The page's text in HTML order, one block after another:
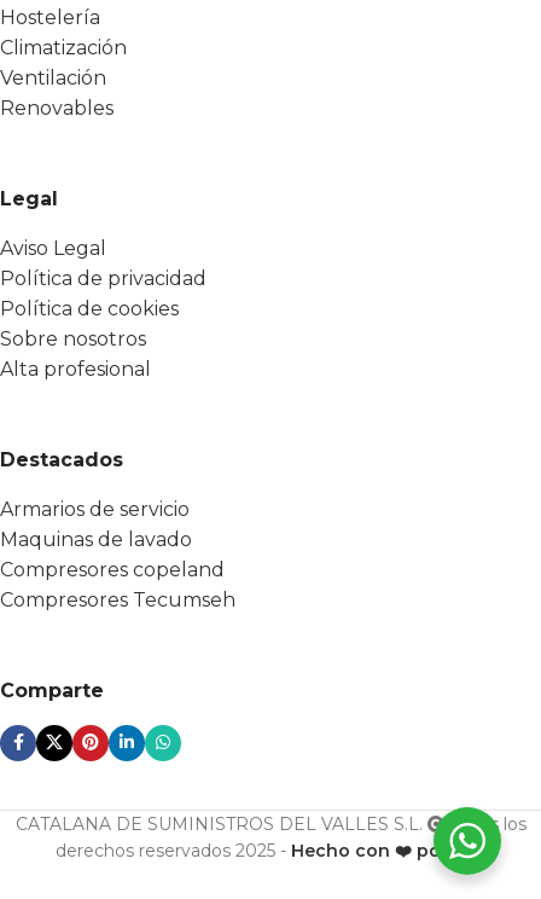
Hostelería
Climatización
Ventilación
Renovables
Legal
Aviso Legal
Política de privacidad
Política de cookies
Sobre nosotros
Alta profesional
Destacados
Armarios de servicio
Maquinas de lavado
Compresores copeland
Compresores Tecumseh
Comparte
CATALANA DE SUMINISTROS DEL VALLES S.L.
Todos los
derechos reservados 2025 - Hecho con ❤️ por ESF